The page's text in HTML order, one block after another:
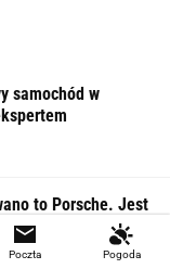
samochód w
to Porsche. Jest
Poczta Pogoda